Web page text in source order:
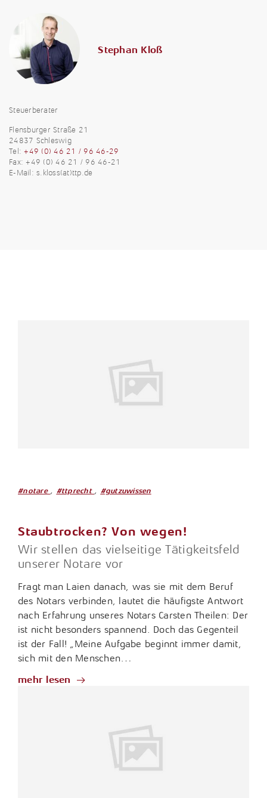
Stephan Kloß
Steuerberater
Flensburger Straße 21
24837 Schleswig
Tel:+49 (0) 46 21 / 96 46-29
Fax: +49 (0) 46 21 / 96 46-21
E-Mail: s.kloss(at)ttp.de
#notare , #ttprecht , #gutzuwissen
Staubtrocken? Von wegen!
Wir stellen das vielseitige Tätigkeitsfeld
unserer Notare vor
Fragt man Laien danach, was sie mit dem Beruf
des Notars verbinden, lautet die häufigste Antwort
nach Erfahrung unseres Notars Carsten Theilen: Der
ist nicht besonders spannend. Doch das Gegenteil
ist der Fall! „Meine Aufgabe beginnt immer damit,
sich mit den Menschen…
mehr lesen